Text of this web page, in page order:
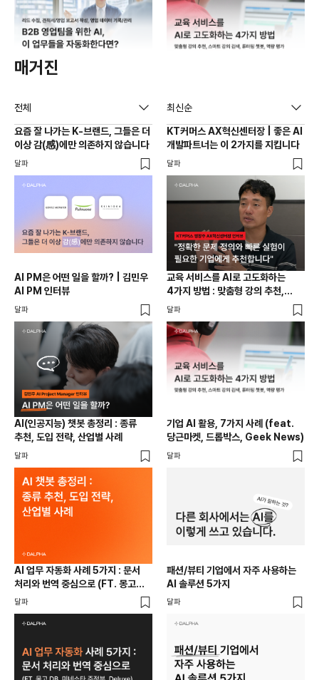
매거진
전체 최신순
요즘 잘 나가는 K-브랜드, 그들은 더
이상 감(感)에만 의존하지 않습니다
달파
KT커머스 AX혁신센터장 | 좋은 AI
개발파트너는 이 2가지를 지킵니다
달파
AI PM은 어떤 일을 할까? | 김민우
AI PM 인터뷰
달파
교육 서비스를 AI로 고도화하는
4가지 방법 : 맞춤형 강의 추천,
튜터링 챗봇, 역량 평가, 교육과정
달파
AI(인공지능) 챗봇 총정리 : 종류
추천, 도입 전략, 산업별 사례
달파
기업 AI 활용, 7가지 사례 (feat.
당근마켓, 드롭박스, Geek News)
달파
AI 업무 자동화 사례 5가지 : 문서
처리와 번역 중심으로 (FT. 몽고
DB, 미네소타 주정부, Deluxe)
달파
패션/뷰티 기업에서 자주 사용하는
AI 솔루션 5가지
달파